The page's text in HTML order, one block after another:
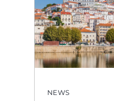
NEWS